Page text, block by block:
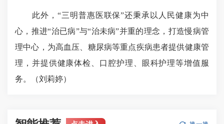
此外，“三明普惠医联保”还秉承以人民健康为中
心，推进“治已病”与“治未病”并重的理念，打造慢病管
理中心，为高血压、糖尿病等重点疾病患者提供健康管
理，并提供健康体检、口腔护理、眼科护理等增值服
务。（刘莉婷）